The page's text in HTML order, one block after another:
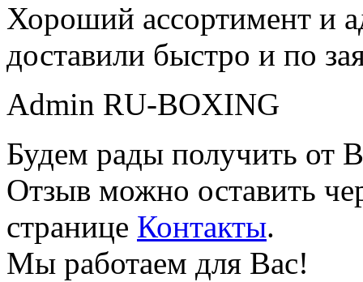
Хороший ассортимент и
доставили быстро и по
Admin RU-BOXING
Будем рады получить от
Отзыв можно оставить
странице Контакты.
Мы работаем для Вас!